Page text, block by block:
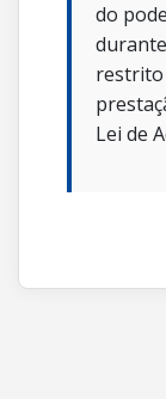
do
restrito
Lei de